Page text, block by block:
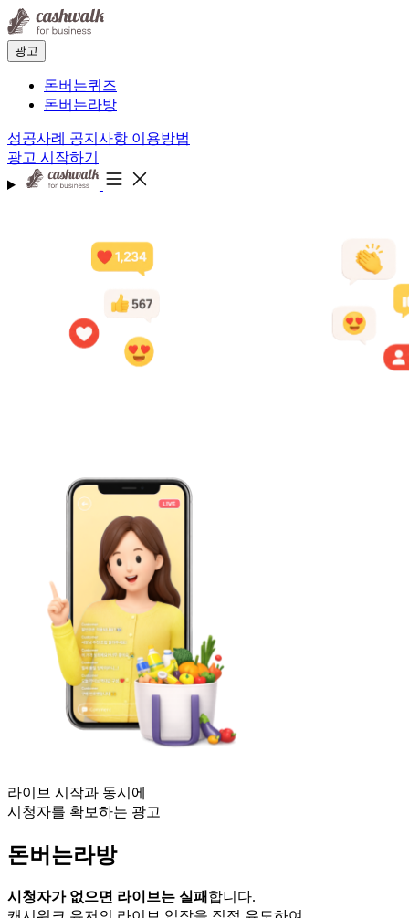
광고
돈버는퀴즈
돈버는라방
성공사례 공지사항 이용방법
광고 시작하기
라이브 시작과 동시에
시청자를 확보하는 광고
돈버는라방
시청자가 없으면 라이브는 실패 합니다.